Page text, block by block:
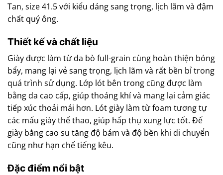
Tan, size 41.5 với kiểu dáng sang trọng, lịch lãm và đậm
chất quý ông.
Thiết kế và chất liệu
Giày được làm từ da bò full-grain cùng hoàn thiện bóng
bẩy, mang lại vẻ sang trọng, lịch lãm và rất bền bỉ trong
quá trình sử dụng. Lớp lót bên trong cũng được làm
bằng da cao cấp, giúp thoáng khí và mang lại cảm giác
tiếp xúc thoải mái hơn. Lót giày làm từ foam tương tự
các mấu giày thể thao, giúp hấp thụ xung lực tốt. Đế
giày bằng cao su tăng độ bám và độ bền khi di chuyển
cũng như hạn chế tiếng kêu.
Đặc điểm nổi bật